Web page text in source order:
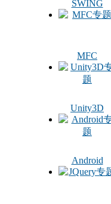
SWING
MFC
Unity3D
Android